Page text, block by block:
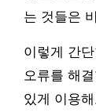
는 것들은
이렇게 간
오류를 해
있게 이용